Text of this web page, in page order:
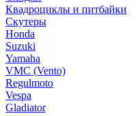
Квадроциклы и питбайки
Скутеры
Honda
Suzuki
Yamaha
VMC (Vento)
Regulmoto
Vespa
Gladiator